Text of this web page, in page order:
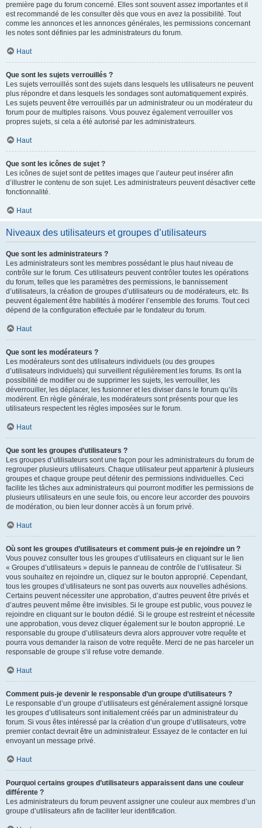
première page du forum concerné. Elles sont souvent assez importantes et il
est recommandé de les consulter dès que vous en avez la possibilité. Tout
comme les annonces et les annonces générales, les permissions concernant
les notes sont définies par les administrateurs du forum.
Haut
Que sont les sujets verrouillés ?
Les sujets verrouillés sont des sujets dans lesquels les utilisateurs ne peuvent
plus répondre et dans lesquels les sondages sont automatiquement expirés.
Les sujets peuvent être verrouillés par un administrateur ou un modérateur du
forum pour de multiples raisons. Vous pouvez également verrouiller vos
propres sujets, si cela a été autorisé par les administrateurs.
Haut
Que sont les icônes de sujet ?
Les icônes de sujet sont de petites images que l’auteur peut insérer afin
d’illustrer le contenu de son sujet. Les administrateurs peuvent désactiver cette
fonctionnalité.
Haut
Niveaux des utilisateurs et groupes d’utilisateurs
Que sont les administrateurs ?
Les administrateurs sont les membres possédant le plus haut niveau de
contrôle sur le forum. Ces utilisateurs peuvent contrôler toutes les opérations
du forum, telles que les paramètres des permissions, le bannissement
d’utilisateurs, la création de groupes d’utilisateurs ou de modérateurs, etc. Ils
peuvent également être habilités à modérer l’ensemble des forums. Tout ceci
dépend de la configuration effectuée par le fondateur du forum.
Haut
Que sont les modérateurs ?
Les modérateurs sont des utilisateurs individuels (ou des groupes
d’utilisateurs individuels) qui surveillent régulièrement les forums. Ils ont la
possibilité de modifier ou de supprimer les sujets, les verrouiller, les
déverrouiller, les déplacer, les fusionner et les diviser dans le forum qu’ils
modèrent. En règle générale, les modérateurs sont présents pour que les
utilisateurs respectent les règles imposées sur le forum.
Haut
Que sont les groupes d’utilisateurs ?
Les groupes d’utilisateurs sont une façon pour les administrateurs du forum de
regrouper plusieurs utilisateurs. Chaque utilisateur peut appartenir à plusieurs
groupes et chaque groupe peut détenir des permissions individuelles. Ceci
facilite les tâches aux administrateurs qui pourront modifier les permissions de
plusieurs utilisateurs en une seule fois, ou encore leur accorder des pouvoirs
de modération, ou bien leur donner accès à un forum privé.
Haut
Où sont les groupes d’utilisateurs et comment puis-je en rejoindre un ?
Vous pouvez consulter tous les groupes d’utilisateurs en cliquant sur le lien
« Groupes d’utilisateurs » depuis le panneau de contrôle de l’utilisateur. Si
vous souhaitez en rejoindre un, cliquez sur le bouton approprié. Cependant,
tous les groupes d’utilisateurs ne sont pas ouverts aux nouvelles adhésions.
Certains peuvent nécessiter une approbation, d’autres peuvent être privés et
d’autres peuvent même être invisibles. Si le groupe est public, vous pouvez le
rejoindre en cliquant sur le bouton dédié. Si le groupe est restreint et nécessite
une approbation, vous devez cliquer également sur le bouton approprié. Le
responsable du groupe d’utilisateurs devra alors approuver votre requête et
pourra vous demander la raison de votre requête. Merci de ne pas harceler un
responsable de groupe s’il refuse votre demande.
Haut
Comment puis-je devenir le responsable d’un groupe d’utilisateurs ?
Le responsable d’un groupe d’utilisateurs est généralement assigné lorsque
les groupes d’utilisateurs sont initialement créés par un administrateur du
forum. Si vous êtes intéressé par la création d’un groupe d’utilisateurs, votre
premier contact devrait être un administrateur. Essayez de le contacter en lui
envoyant un message privé.
Haut
Pourquoi certains groupes d’utilisateurs apparaissent dans une couleur
différente ?
Les administrateurs du forum peuvent assigner une couleur aux membres d’un
groupe d’utilisateurs afin de faciliter leur identification.